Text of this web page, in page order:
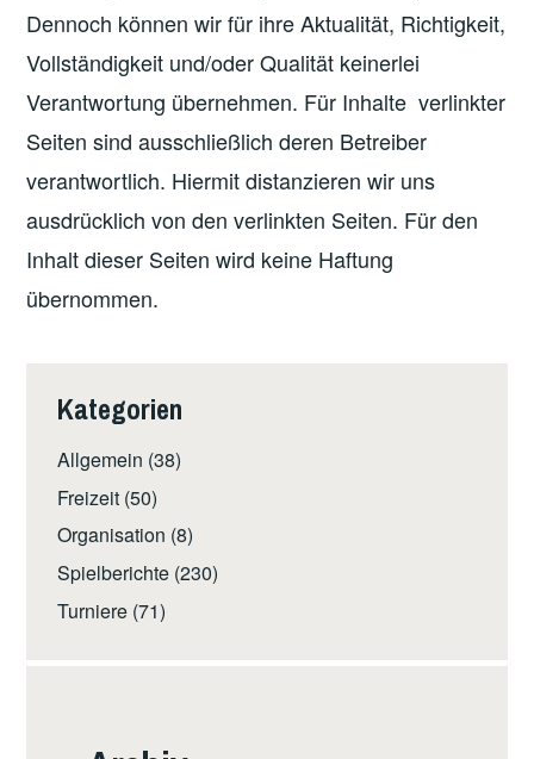
Dennoch können wir für ihre Aktualität, Richtigkeit,
Vollständigkeit und/oder Qualität keinerlei
Verantwortung übernehmen. Für Inhalte verlinkter
Seiten sind ausschließlich deren Betreiber
verantwortlich. Hiermit distanzieren wir uns
ausdrücklich von den verlinkten Seiten. Für den
Inhalt dieser Seiten wird keine Haftung
übernommen.
Kategorien
Allgemein (38)
Freizeit(50)
Organisation (8)
Spielberichte(230)
Turniere(71)